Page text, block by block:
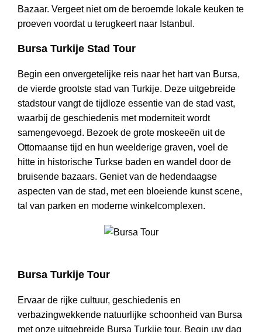
Bazaar. Vergeet niet om de beroemde lokale keuken te
proeven voordat u terugkeert naar Istanbul.
Bursa Turkije Stad Tour
Begin een onvergetelijke reis naar het hart van Bursa,
de vierde grootste stad van Turkije. Deze uitgebreide
stadstour vangt de tijdloze essentie van de stad vast,
waarbij de geschiedenis met moderniteit wordt
samengevoegd. Bezoek de grote moskeeën uit de
Ottomaanse tijd en hun weelderige graven, voel de
hitte in historische Turkse baden en wandel door de
bruisende bazaars. Geniet van de hedendaagse
aspecten van de stad, met een bloeiende kunst scene,
tal van parken en moderne winkelcomplexen.
Bursa Turkije Tour
Ervaar de rijke cultuur, geschiedenis en
verbazingwekkende natuurlijke schoonheid van Bursa
met onze uitgebreide Bursa Turkije tour. Begin uw dag